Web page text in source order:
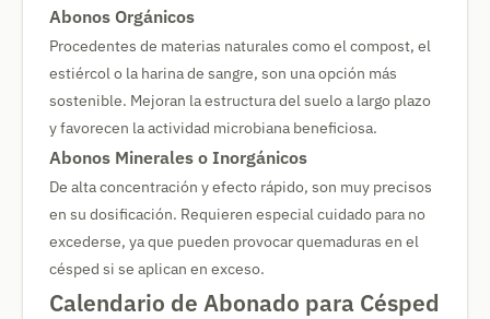
Abonos Orgánicos
Procedentes de materias naturales como el compost, el
estiércol o la harina de sangre, son una opción más
sostenible. Mejoran la estructura del suelo a largo plazo
y favorecen la actividad microbiana beneficiosa.
Abonos Minerales o Inorgánicos
De alta concentración y efecto rápido, son muy precisos
en su dosificación. Requieren especial cuidado para no
excederse, ya que pueden provocar quemaduras en el
césped si se aplican en exceso.
Calendario de Abonado para Césped